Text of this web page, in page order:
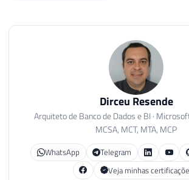
Dirceu Resende
Arquiteto de Banco de Dados e BI ·
MCSA, MCT, MTA, MCP
WhatsApp
Telegram
Veja minhas